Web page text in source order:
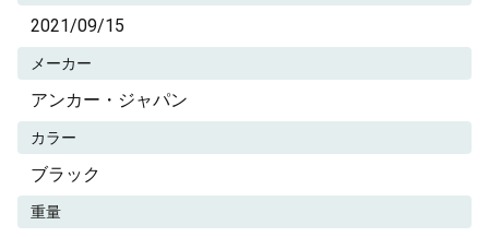
2021/09/15
メーカー
アンカー・ジャパン
カラー
ブラック
重量